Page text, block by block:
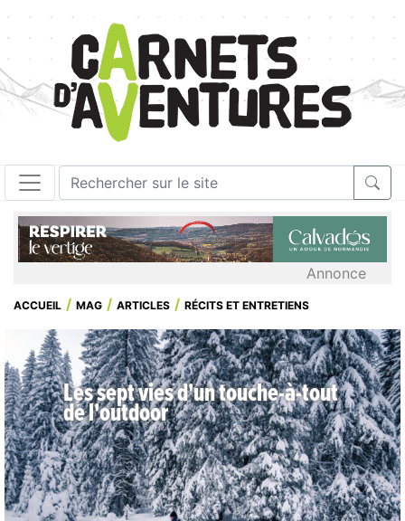
Annonce
ACCUEIL MAG ARTICLES RÉCITS ET ENTRETIENS
Les sept vies d'un touche-à-tout
de l'outdoor